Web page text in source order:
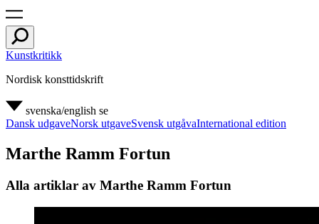
Kunstkritikk
Nordisk konsttidskrift
svenska/english se
Dansk udgaveNorsk utgaveSvensk utgåvaInternational edition
Marthe Ramm Fortun
Alla artiklar av Marthe Ramm Fortun